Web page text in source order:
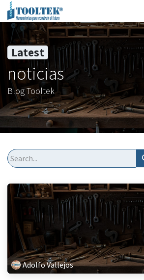
Latest
noticias
Blog Tooltek
Adolfo Vallejos